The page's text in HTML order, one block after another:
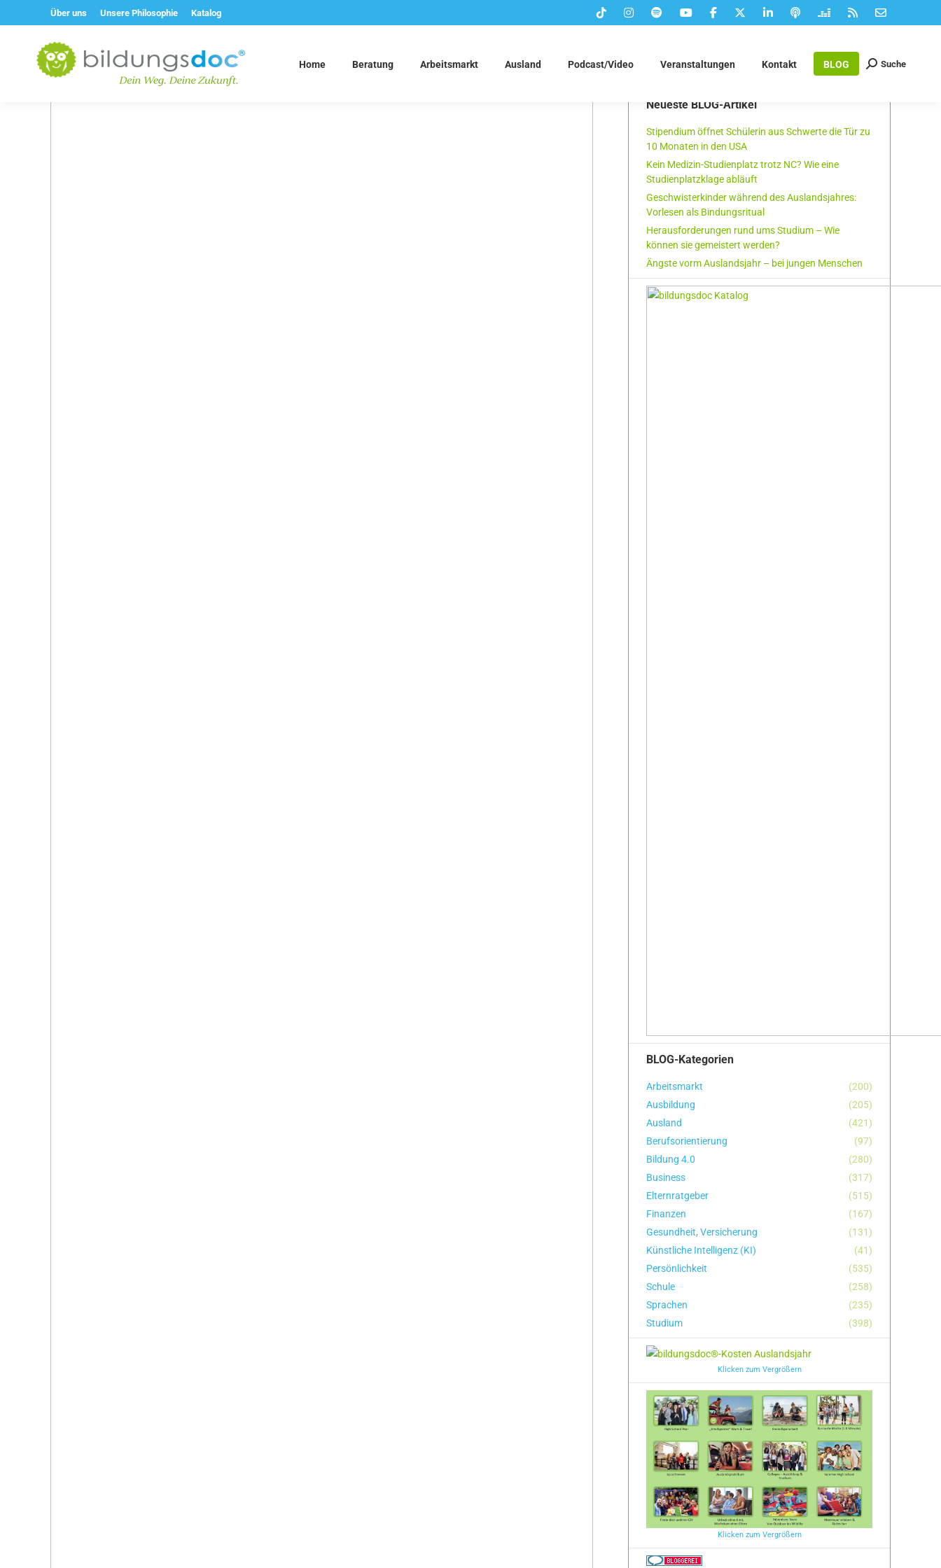
Über uns Unsere Philosophie Katalog
Home Beratung Arbeitsmarkt Ausland Podcast/Video Veranstaltungen Kontakt BLOG Suchen:
Suche
Neueste BLOG-Artikel
Stipendium öffnet Schülerin aus Schwerte die Tür zu
10 Monaten in den USA
Kein Medizin-Studienplatz trotz NC? Wie eine
Studienplatzklage abläuft
Geschwisterkinder während des Auslandsjahres:
Vorlesen als Bindungsritual
Herausforderungen rund ums Studium – Wie
können sie gemeistert werden?
Ängste vorm Auslandsjahr – bei jungen Menschen
BLOG-Kategorien
Arbeitsmarkt
(200)
Ausbildung
(205)
Ausland
(421)
Berufsorientierung
(97)
Bildung 4.0
(280)
Business
(317)
Elternratgeber
(515)
Finanzen
(167)
Gesundheit, Versicherung
(131)
Künstliche Intelligenz (KI)
(41)
Persönlichkeit
(535)
Schule
(258)
Sprachen
(235)
Studium
(398)
Klicken zum Vergrößern
Klicken zum Vergrößern